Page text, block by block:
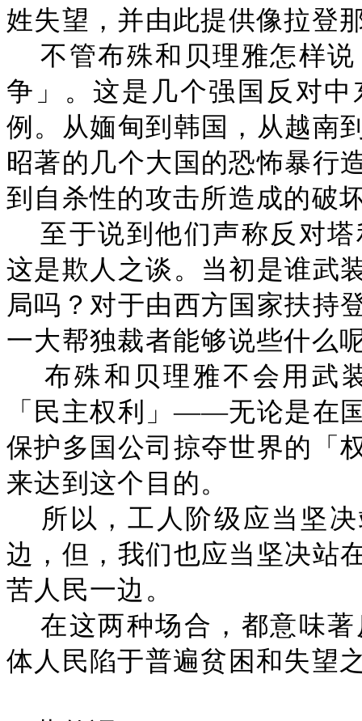
姓失望，并由此提供像拉登
不管布殊和贝理雅怎样
争」。这是几个强国反对
例。从媔甸到韩国，从越南
昭著的几个大国的恐怖暴行
到自杀性的攻击所造成的破
至于说到他们声称反对
这是欺人之谈。当初是谁武
局吗？对于由西方国家扶持
一大帮独裁者能够说些什么
布殊和贝理雅不会用武
「民主权利」——无论是在
保护多国公司掠夺世界的「
来达到这个目的。
所以，工人阶级应当坚
边，但，我们也应当坚决站
苦人民一边。
在这两种场合，都意味
体人民陷于普遍贫困和失望